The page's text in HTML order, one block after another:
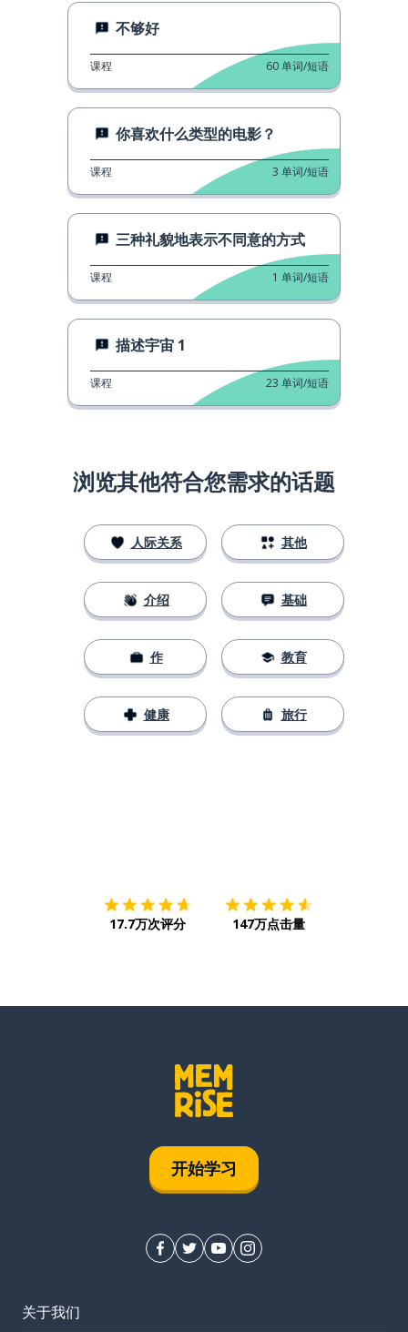
不够好
课程 60单词/短语
你喜欢什么类型的电影？
课程 3 单词/短语
三种礼貌地表示不同意的方式
课程 1 单词/短语
描述宇宙 1
课程 23 单词/短语
浏览其他符合您需求的话题
人际关系
介绍
作
健康
其他
基础
教育
旅行
17.7万次评分 147万点击量
开始学习
关于我们